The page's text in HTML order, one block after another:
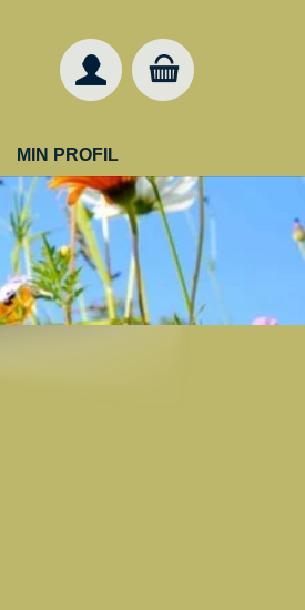
MIN PROFIL